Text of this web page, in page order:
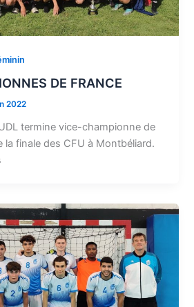
DE FRANCE
2022
termine vice-championne de
la finale des CFU à Montbéliard.